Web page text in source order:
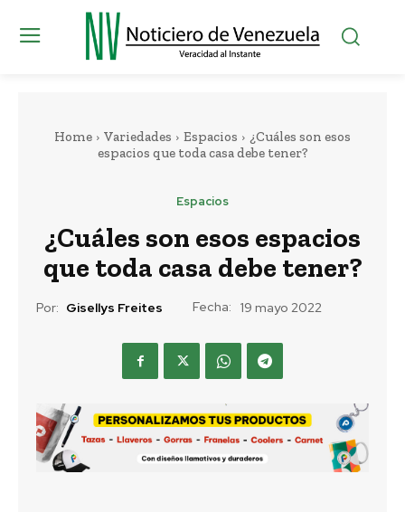
Home Variedades Espacios
¿Cuáles son esos
espacios que toda casa debe tener?
Espacios
¿Cuáles son esos espacios
que toda casa debe tener?
Por: Gisellys Freites Fecha: 19 mayo 2022